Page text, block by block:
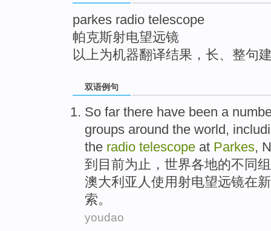
parkes radio telescope
帕克斯射电望远镜
以上为机器翻译结果，长、整句
双语例句
So far there have been a
groups around the world,
the radio telescope at Parkes,
到 目前为止， 世界各地的不同
澳大利亚人使用 射电望远镜在
索。
youdao